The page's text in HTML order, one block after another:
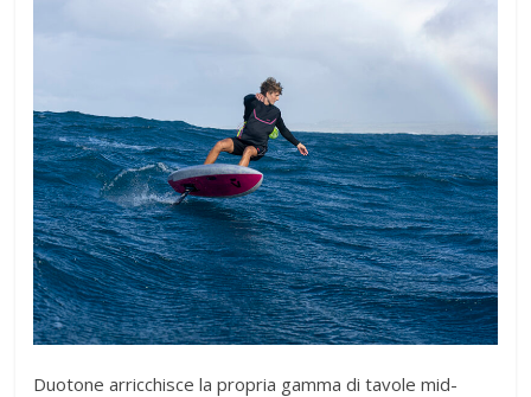
Duotone arricchisce la propria gamma di tavole mid-